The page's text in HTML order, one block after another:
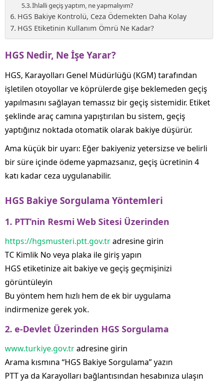
İhlalli geçiş yaptım, ne yapmalıyım?
HGS Bakiye Kontrolü, Ceza Ödemekten Daha Kolay
HGS Etiketinin Kullanım Ömrü Ne Kadar?
HGS Nedir, Ne İşe Yarar?
HGS, Karayolları Genel Müdürlüğü (KGM) tarafından
işletilen otoyollar ve köprülerde gişe beklemeden geçiş
yapılmasını sağlayan temassız bir geçiş sistemidir. Etiket
şeklinde araç camına yapıştırılan bu sistem, geçiş
yaptığınız noktada otomatik olarak bakiye düşürür.
Ama küçük bir uyarı: Eğer bakiyeniz yetersizse ve belirli
bir süre içinde ödeme yapmazsanız, geçiş ücretinin 4
katı kadar ceza uygulanabilir.
HGS Bakiye Sorgulama Yöntemleri
1. PTT’nin Resmi Web Sitesi Üzerinden
https://hgsmusteri.ptt.gov.tradresine girin
TC Kimlik No veya plaka ile giriş yapın
HGS etiketinize ait bakiye ve geçiş geçmişinizi
görüntüleyin
Bu yöntem hem hızlı hem de ek bir uygulama
indirmenize gerek yok.
2. e-Devlet Üzerinden HGS Sorgulama
www.turkiye.gov.tradresine girin
Arama kısmına “HGS Bakiye Sorgulama” yazın
PTT ya da Karayolları bağlantısından hesabınıza ulaşın